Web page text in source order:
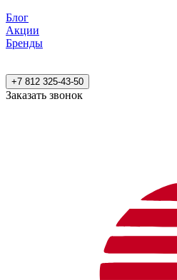
Блог
Акции
Бренды
+7 812 325-43-50
Заказать звонок